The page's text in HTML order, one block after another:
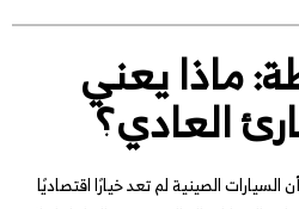
ماذا يعني
العادي؟
السيارات الصينية لم تعد خيارًا اقتصاديًا